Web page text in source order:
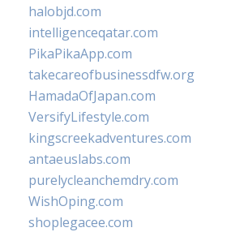
halobjd.com
intelligenceqatar.com
PikaPikaApp.com
takecareofbusinessdfw.org
HamadaOfJapan.com
VersifyLifestyle.com
kingscreekadventures.com
antaeuslabs.com
purelycleanchemdry.com
WishOping.com
shoplegacee.com